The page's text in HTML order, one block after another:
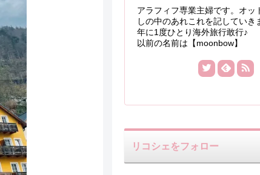
アラフィフ専業主婦です。オッ
しの中のあれこれを記していき
年に1度ひとり海外旅行敢行♪
以前の名前は【moonbow】
リコシェをフォロー